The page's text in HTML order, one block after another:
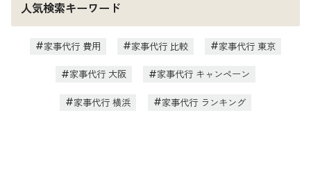
人気検索キーワード
家事代行 費用 家事代行 比較 家事代行 東京
家事代行 大阪 家事代行 キャンペーン
家事代行 横浜 家事代行 ランキング